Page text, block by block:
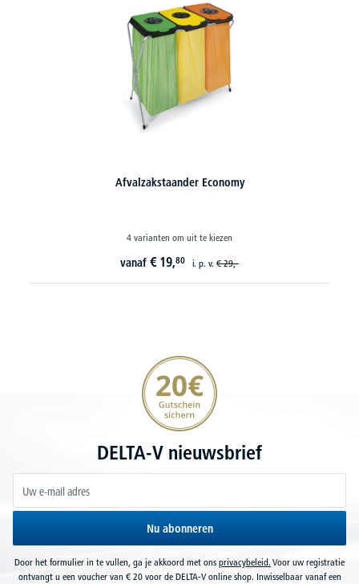
Afvalzakstaander Economy
4 varianten om uit te kiezen
19,80 i. p. v.€ 29,-
20€ korting verzekeren
DELTA-V nieuwsbrief
Nu abonneren
Door het formulier in te vullen, ga je akkoord met ons privacybeleid. Voor uw registratie
ontvangt u een voucher van € 20 voor de DELTA-V online shop. Inwisselbaar vanaf een